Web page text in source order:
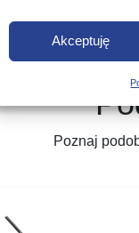
Akceptuję
Poznaj